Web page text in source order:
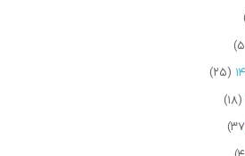
(۲۵)
(۱۸)